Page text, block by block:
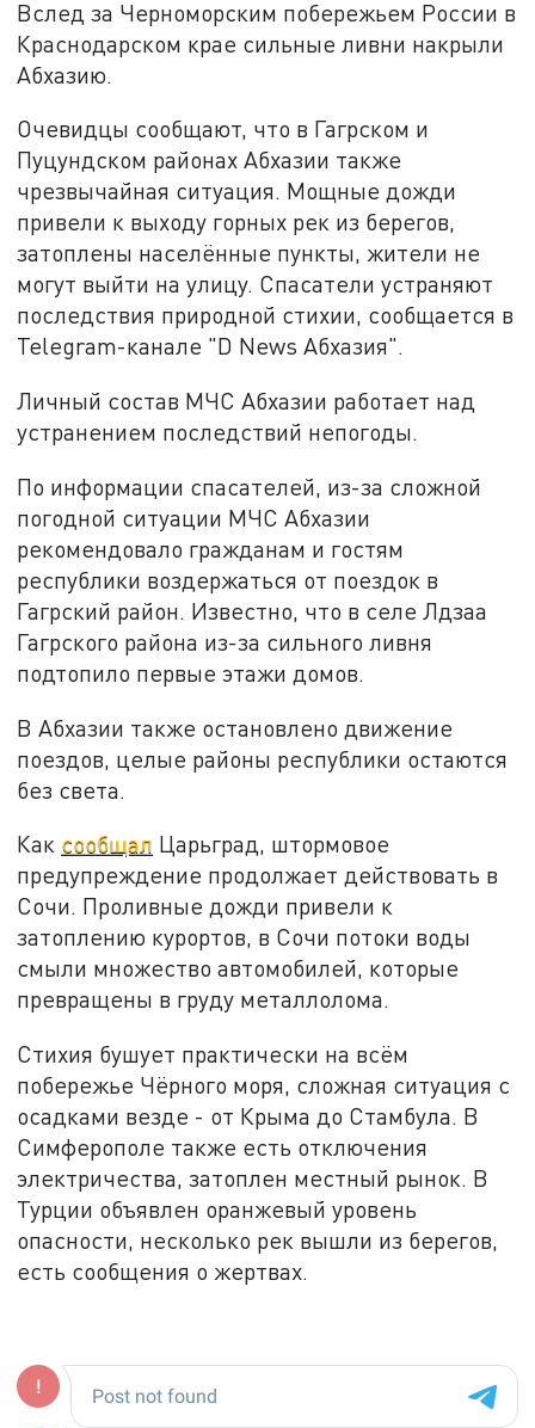
Вслед за Черноморским побережьем России в
Краснодарском крае сильные ливни накрыли
Абхазию.
Очевидцы сообщают, что в Гагрском и
Пуцундском районах Абхазии также
чрезвычайная ситуация. Мощные дожди
привели к выходу горных рек из берегов,
затоплены населённые пункты, жители не
могут выйти на улицу. Спасатели устраняют
последствия природной стихии, сообщается в
Telegram-канале "D News Абхазия".
Личный состав МЧС Абхазии работает над
устранением последствий непогоды.
По информации спасателей, из-за сложной
погодной ситуации МЧС Абхазии
рекомендовало гражданам и гостям
республики воздержаться от поездок в
Гагрский район. Известно, что в селе Лдзаа
Гагрского района из-за сильного ливня
подтопило первые этажи домов.
В Абхазии также остановлено движение
поездов, целые районы республики остаются
без света.
Как сообщал Царьград, штормовое
предупреждение продолжает действовать в
Сочи. Проливные дожди привели к
затоплению курортов, в Сочи потоки воды
смыли множество автомобилей, которые
превращены в груду металлолома.
Стихия бушует практически на всём
побережье Чёрного моря, сложная ситуация с
осадками везде - от Крыма до Стамбула. В
Симферополе также есть отключения
электричества, затоплен местный рынок. В
Турции объявлен оранжевый уровень
опасности, несколько рек вышли из берегов,
есть сообщения о жертвах.